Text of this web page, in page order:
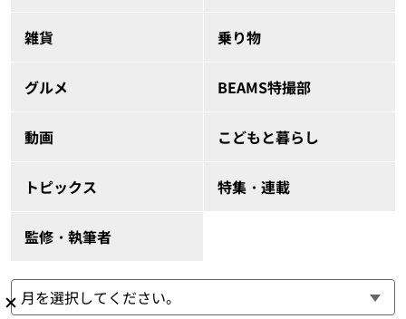
雑貨 乗り物
グルメ BEAMS特撮部
動画 こどもと暮らし
トピックス 特集・連載
監修・執筆者